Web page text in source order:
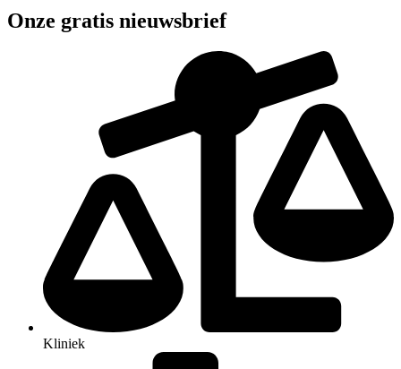
Onze gratis nieuwsbrief
Kliniek